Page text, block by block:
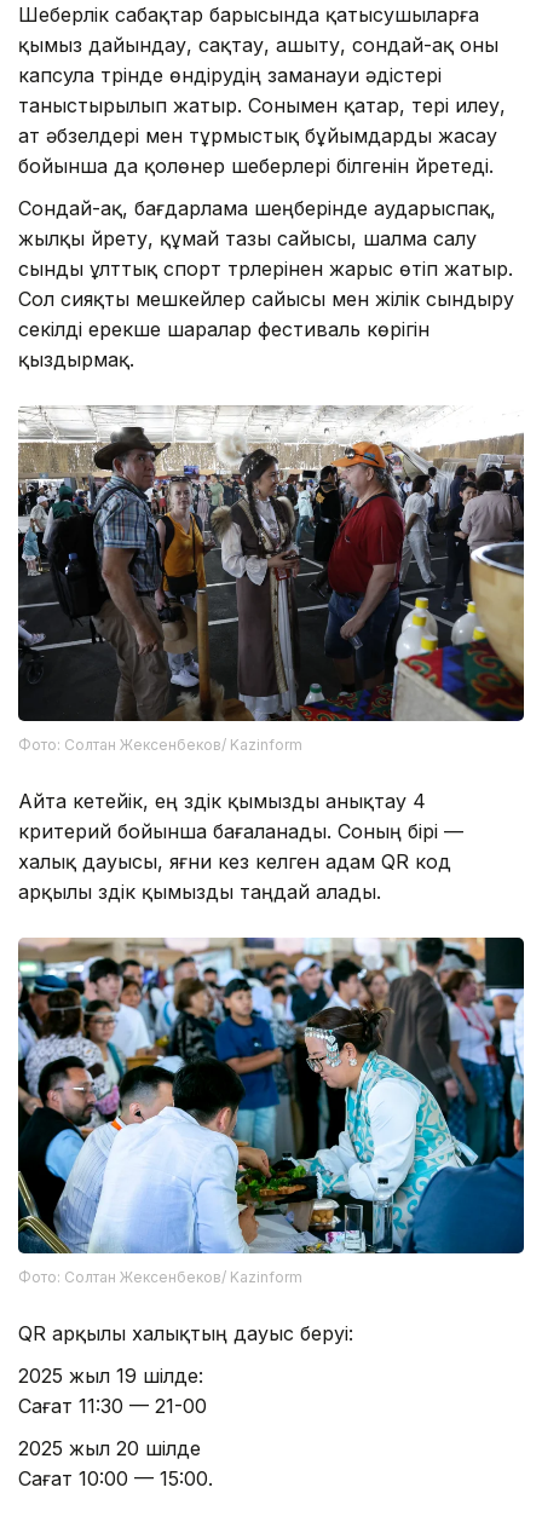
Шеберлік сабақтар барысында қатысушыларға
қымыз дайындау, сақтау, ашыту, сондай-ақ оны
капсула түрінде өндірудің заманауи әдістері
таныстырылып жатыр. Сонымен қатар, тері илеу,
ат әбзелдері мен тұрмыстық бұйымдарды жасау
бойынша да қолөнер шеберлері білгенін үйретеді.
Сондай-ақ, бағдарлама шеңберінде аударыспақ,
жылқы үйрету, құмай тазы сайысы, шалма салу
сынды ұлттық спорт түрлерінен жарыс өтіп жатыр.
Сол сияқты мешкейлер сайысы мен жілік сындыру
секілді ерекше шаралар фестиваль көрігін
қыздырмақ.
Фото: Солтан Жексенбеков/ Kazinform
Айта кетейік, ең үздік қымызды анықтау 4
критерий бойынша бағаланады. Соның бірі —
халық дауысы, яғни кез келген адам QR код
арқылы үздік қымызды таңдай алады.
Фото: Солтан Жексенбеков/ Kazinform
QR арқылы халықтың дауыс беруі:
2025 жыл 19 шілде:
Сағат 11:30 — 21-00
2025 жыл 20 шілде
Сағат 10:00 — 15:00.